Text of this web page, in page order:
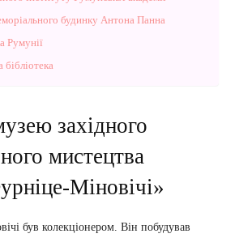
будинку Антона Панна
Румунії
бібліотека
західного
мистецтва
Міновічі»
був колекціонером. Він побудував